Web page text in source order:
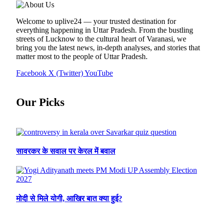
Welcome to uplive24 — your trusted destination for
everything happening in Uttar Pradesh. From the bustling
streets of Lucknow to the cultural heart of Varanasi, we
bring you the latest news, in-depth analyses, and stories that
matter most to the people of Uttar Pradesh.
Facebook X (Twitter)YouTube
Our Picks
सावरकर के सवाल पर केरल में बवाल
मोदी से मिले योगी, आखिर बात क्या हुई?